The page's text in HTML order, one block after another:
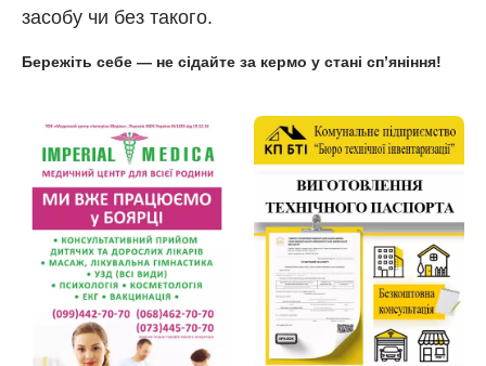
засобу чи без такого.
Бережіть себе — не сідайте за кермо у стані спʼяніння!